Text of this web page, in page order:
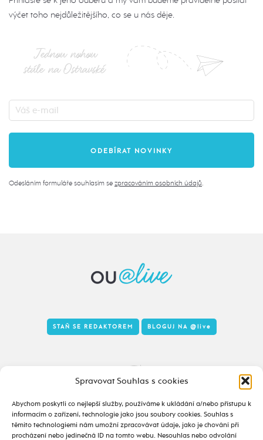
Spravovat Souhlas s cookies
Abychom poskytli co nejlepší služby, používáme k ukládání a/nebo přístupu k
informacím o zařízení, technologie jako jsou soubory cookies. Souhlas s
těmito technologiemi nám umožní zpracovávat údaje, jako je chování při
procházení nebo jedinečná ID na tomto webu. Nesouhlas nebo odvolání
výčet toho nejdůležitějšího, co se u nás děje.
Jednou nohou
stále na Ostravské
Odesláním formuláře souhlasím se zpracováním osobních údajů.
Tady to taky žije
STAŇ SE REDAKTOREM BLOGUJ NA @live